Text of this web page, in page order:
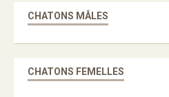
CHATONS MÂLES
CHATONS FEMELLES